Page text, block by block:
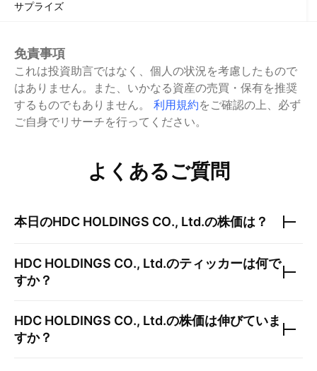
サプライズ
免責事項
これは投資助言ではなく、個人の状況を考慮したもので
はありません。また、いかなる資産の売買・保有を推奨
するものでもありません。
利用規約をご確認の上、必ず
ご自身でリサーチを行ってください。
よくあるご質問
本日のHDC HOLDINGS CO., Ltd.の株価は？
HDC HOLDINGS CO., Ltd.のティッカーは何で
すか？
HDC HOLDINGS CO., Ltd.の株価は伸びていま
すか？